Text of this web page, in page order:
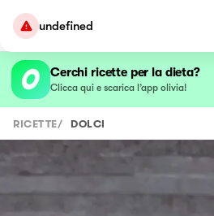
undefined
Cerchi ricette per la dieta?
Clicca qui e scarica l’app olivia!
RICETTE/ DOLCI